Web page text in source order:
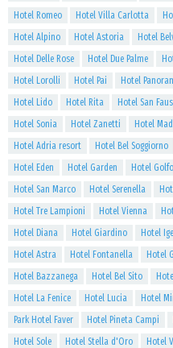
Hotel Romeo
Hotel Villa Carlotta
Hotel Alpino
Hotel Astoria Hotel
Hotel Delle Rose
Hotel Due Palme
Hotel Lorolli
Hotel Pai Hotel
Hotel Lido
Hotel Rita Hotel San
Hotel Sonia
Hotel Zanetti Hotel
Hotel Adria resort
Hotel Bel Soggiorno
Hotel Eden
Hotel Garden Hotel Golfo
Hotel San Marco
Hotel Serenella
Hotel Tre Lampioni
Hotel Vienna
Hotel Diana
Hotel Giardino Hotel
Hotel Astra
Hotel Fontanella Hotel
Hotel Bazzanega
Hotel Bel Sito
Hotel La Fenice
Hotel Lucia Hotel
Park Hotel Faver
Hotel Pineta Campi
Hotel Sole
Hotel Stella d'Oro Hotel